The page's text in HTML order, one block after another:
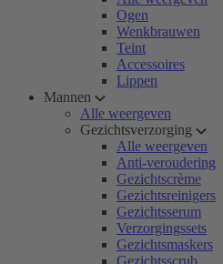
Ogen
Wenkbrauwen
Teint
Accessoires
Lippen
Mannen
Alle weergeven
Gezichtsverzorging
Alle weergeven
Anti-veroudering
Gezichtscrème
Gezichtsreinigers
Gezichtsserum
Verzorgingssets
Gezichtsmaskers
Gezichtsscrub